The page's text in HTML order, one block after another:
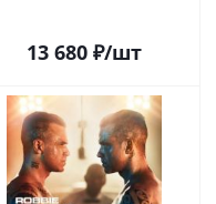
13 680 ₽/шт